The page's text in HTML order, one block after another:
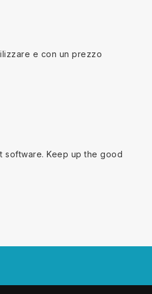
e con un prezzo
Keep up the good